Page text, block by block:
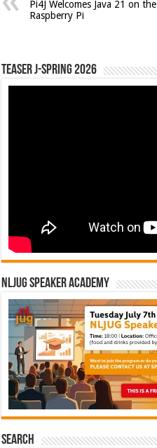
Pi4J Welcomes Java 21 on the
Raspberry Pi
Teaser J-Spring 2026
NLJUG Speaker Academy
Search